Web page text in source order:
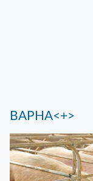
ВАРНА<+>